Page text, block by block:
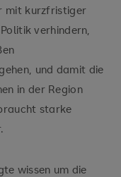
mit kurzfristiger
verhindern,
und damit die
in der Region
starke
wissen um die